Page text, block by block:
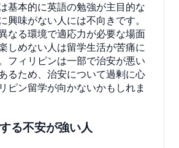
基本的に英語の勉強が主目的な
興味がない人には不向きです。
なる環境で適応力が必要な場面
しめない人は留学生活が苦痛に
フィリピンは一部で治安が悪い
るため、治安について過剰に心
ピン留学が向かないかもしれま
る不安が強い人